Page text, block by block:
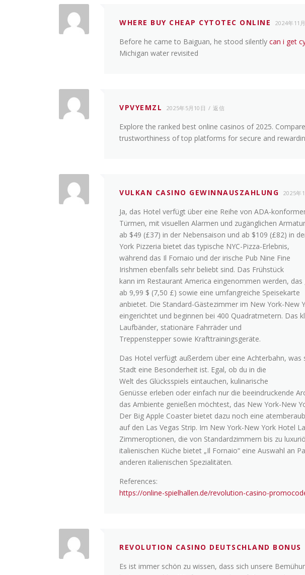
WHERE BUY CHEAP CYTOTEC ONLINE 2024年11
Before he came to Baiguan, he stood silently can i get
Michigan water revisited
VPVYEMZL 2025年5月10日 返信
Explore the ranked best online casinos of 2025.
trustworthiness of top platforms for secure and
VULKAN CASINO GEWINNAUSZAHLUNG 2025年
Ja, das Hotel verfügt über eine Reihe von ADA-
Türmen, mit visuellen Alarmen und zugänglichen
ab $49 (£37) in der Nebensaison und ab $109 (£82) in
York Pizzeria bietet das typische NYC-Pizza-Erlebnis,
während das Il Fornaio und der irische Pub Nine Fine
Irishmen ebenfalls sehr beliebt sind. Das Frühstück
kann im Restaurant America eingenommen werden,
ab 9,99 $ (7,50 £) sowie eine umfangreiche Speisekarte
anbietet. Die Standard-Gästezimmer im New York-New
eingerichtet und beginnen bei 400 Quadratmetern. Das
Laufbänder, stationäre Fahrräder und
Treppenstepper sowie Krafttrainingsgeräte.
Das Hotel verfügt außerdem über eine Achterbahn, was
Stadt eine Besonderheit ist. Egal, ob du in die
Welt des Glücksspiels eintauchen, kulinarische
Genüsse erleben oder einfach nur die beeindruckende
das Ambiente genießen möchtest, das New York-New
Der Big Apple Coaster bietet dazu noch eine
auf den Las Vegas Strip. Im New York-New York Hotel
Zimmeroptionen, die von Standardzimmern bis zu
italienischen Küche bietet „Il Fornaio“ eine Auswahl an
anderen italienischen Spezialitäten.
References:
https://online-spielhallen.de/revolution-casino-
REVOLUTION CASINO DEUTSCHLAND BONUS
Es ist immer schön zu wissen, dass sich unsere